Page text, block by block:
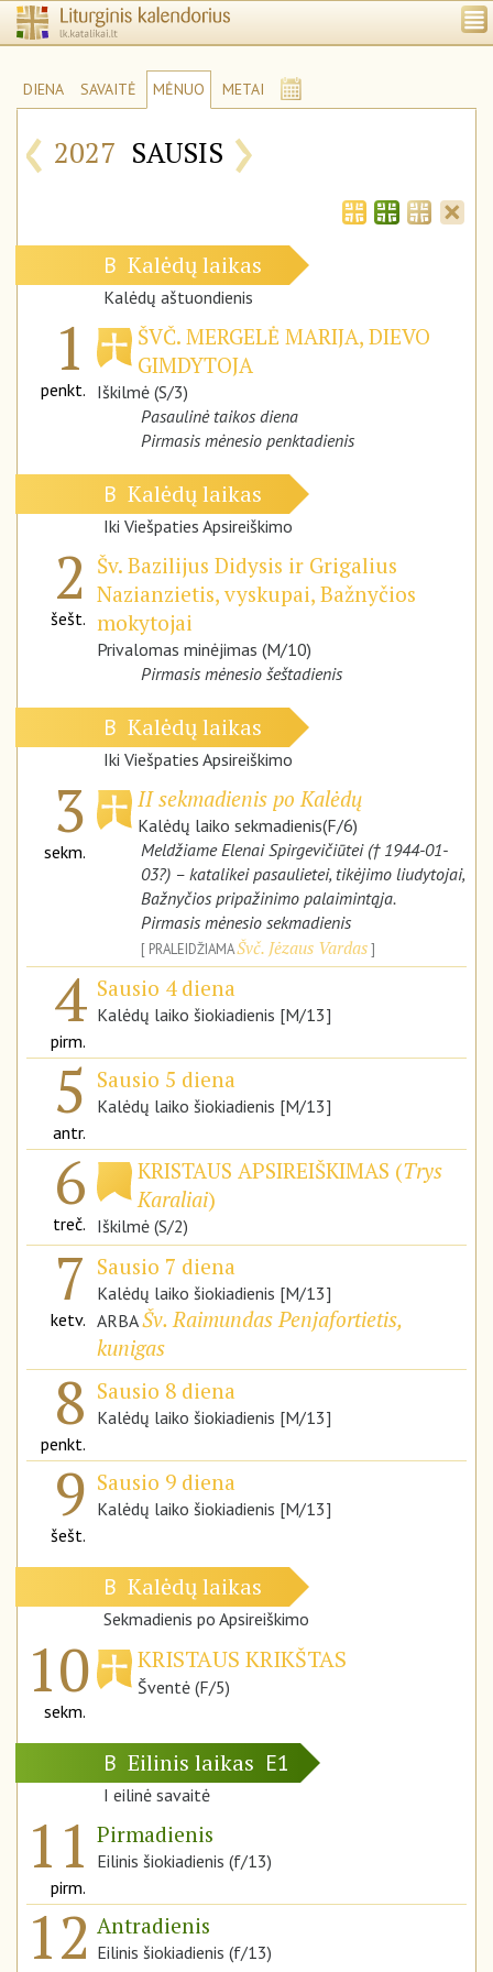
DIENA SAVAITĖ MĖNUO METAI
‹ 2027 SAUSIS ›
B Kalėdų laikas
Kalėdų aštuondienis
1
penkt.
ŠVČ. MERGELĖ MARIJA, DIEVO
GIMDYTOJA
Iškilmė (S/3)
Pasaulinė taikos diena
Pirmasis mėnesio penktadienis
B Kalėdų laikas
Iki Viešpaties Apsireiškimo
2
šešt.
Šv. Bazilijus Didysis ir Grigalius
Nazianzietis, vyskupai, Bažnyčios
mokytojai
Privalomas minėjimas (M/10)
Pirmasis mėnesio šeštadienis
B Kalėdų laikas
Iki Viešpaties Apsireiškimo
3
sekm.
II sekmadienis po Kalėdų
Kalėdų laiko sekmadienis(F/6)
Meldžiame Elenai Spirgevičiūtei († 1944-01-
03?) – katalikei pasaulietei, tikėjimo liudytojai,
Bažnyčios pripažinimo palaimintąja.
Pirmasis mėnesio sekmadienis
PRALEIDŽIAMAŠvč. Jėzaus Vardas
4
pirm.
Sausio 4 diena
Kalėdų laiko šiokiadienis [M/13]
5
antr.
Sausio 5 diena
Kalėdų laiko šiokiadienis [M/13]
6
treč.
KRISTAUS APSIREIŠKIMAS (Trys
Karaliai)
Iškilmė (S/2)
7
ketv.
Sausio 7 diena
Kalėdų laiko šiokiadienis [M/13]
ARBAŠv. Raimundas Penjafortietis,
kunigas
8
penkt.
Sausio 8 diena
Kalėdų laiko šiokiadienis [M/13]
9
šešt.
Sausio 9 diena
Kalėdų laiko šiokiadienis [M/13]
B Kalėdų laikas
Sekmadienis po Apsireiškimo
10
sekm.
KRISTAUS KRIKŠTAS
Šventė (F/5)
B Eilinis laikas E1
I eilinė savaitė
11
pirm.
Pirmadienis
Eilinis šiokiadienis (f/13)
12 Antradienis
Eilinis šiokiadienis (f/13)